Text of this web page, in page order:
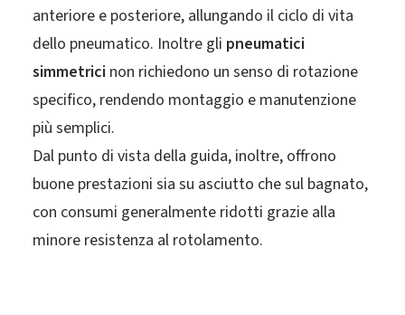
anteriore e posteriore, allungando il ciclo di vita
dello pneumatico. Inoltre gli pneumatici
simmetrici non richiedono un senso di rotazione
specifico, rendendo montaggio e manutenzione
più semplici.
Dal punto di vista della guida, inoltre, offrono
buone prestazioni sia su asciutto che sul bagnato,
con consumi generalmente ridotti grazie alla
minore resistenza al rotolamento.